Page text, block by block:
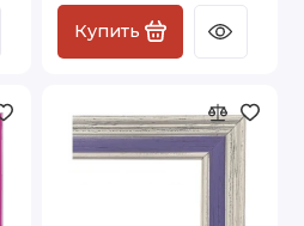
Купить